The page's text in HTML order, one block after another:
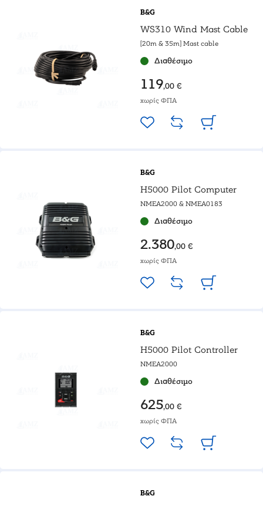
B&G
WS310 Wind Mast Cable
[20m & 35m] Mast cable
Διαθέσιμο
119,00 €
χωρίς ΦΠΑ
B&G
H5000 Pilot Computer
NMEA2000 & NMEA0183
Διαθέσιμο
2.380,00 €
χωρίς ΦΠΑ
B&G
H5000 Pilot Controller
NMEA2000
Διαθέσιμο
625,00 €
χωρίς ΦΠΑ
B&G